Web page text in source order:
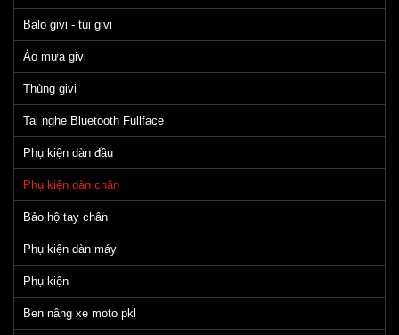
Balo givi - túi givi
Áo mưa givi
Thùng givi
Tai nghe Bluetooth Fullface
Phụ kiện dàn đầu
Phụ kiện dàn chân
Bảo hộ tay chân
Phụ kiện dàn máy
Phụ kiện
Ben nâng xe moto pkl